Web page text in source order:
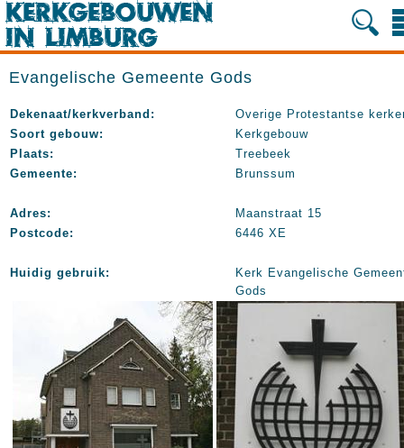
Evangelische Gemeente Gods
Dekenaat/kerkverband:
Overige Protestantse
Soort gebouw:
Kerkgebouw
Plaats:
Treebeek
Gemeente:
Brunssum
Adres:
Maanstraat 15
Postcode:
6446 XE
Huidig gebruik:
Kerk Evangelische
Gods